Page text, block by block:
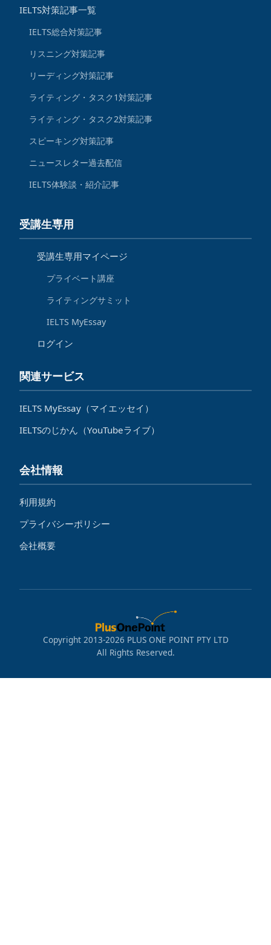
IELTS対策記事一覧
IELTS総合対策記事
リスニング対策記事
リーディング対策記事
ライティング・タスク1対策記事
ライティング・タスク2対策記事
スピーキング対策記事
ニュースレター過去配信
IELTS体験談・紹介記事
受講生専用
受講生専用マイページ
プライベート講座
ライティングサミット
IELTS MyEssay
ログイン
関連サービス
IELTS MyEssay（マイエッセイ）
IELTSのじかん（YouTubeライブ）
会社情報
利用規約
プライバシーポリシー
会社概要
Copyright 2013-2026 PLUS ONE POINT PTY LTD
All Rights Reserved.